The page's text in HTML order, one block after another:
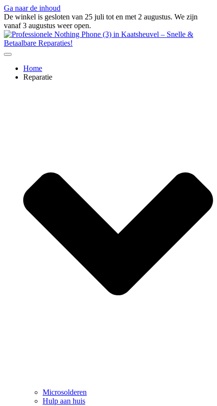
Ga naar de inhoud
De winkel is gesloten van 25 juli tot en met 2 augustus. We zijn
vanaf 3 augustus weer open.
Home
Reparatie
Microsolderen
Hulp aan huis